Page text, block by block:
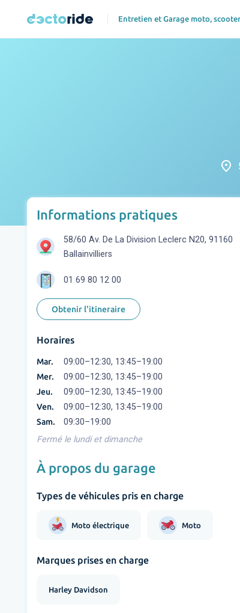
Entretien et Garage moto,
place
Informations pratiques
58/60 Av. De La Division Leclerc N20, 91160
Ballainvilliers
01 69 80 12 00
Obtenir l'itineraire
Horaires
Mar. 09:00–12:30, 13:45–19:00
Mer. 09:00–12:30, 13:45–19:00
Jeu. 09:00–12:30, 13:45–19:00
Ven. 09:00–12:30, 13:45–19:00
Sam.
09:30–19:00
Fermé le lundi et dimanche
À propos du garage
Types de véhicules pris en charge
Moto électrique Moto
Marques prises en charge
Harley Davidson